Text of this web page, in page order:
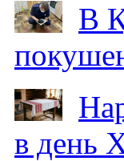
В
в день